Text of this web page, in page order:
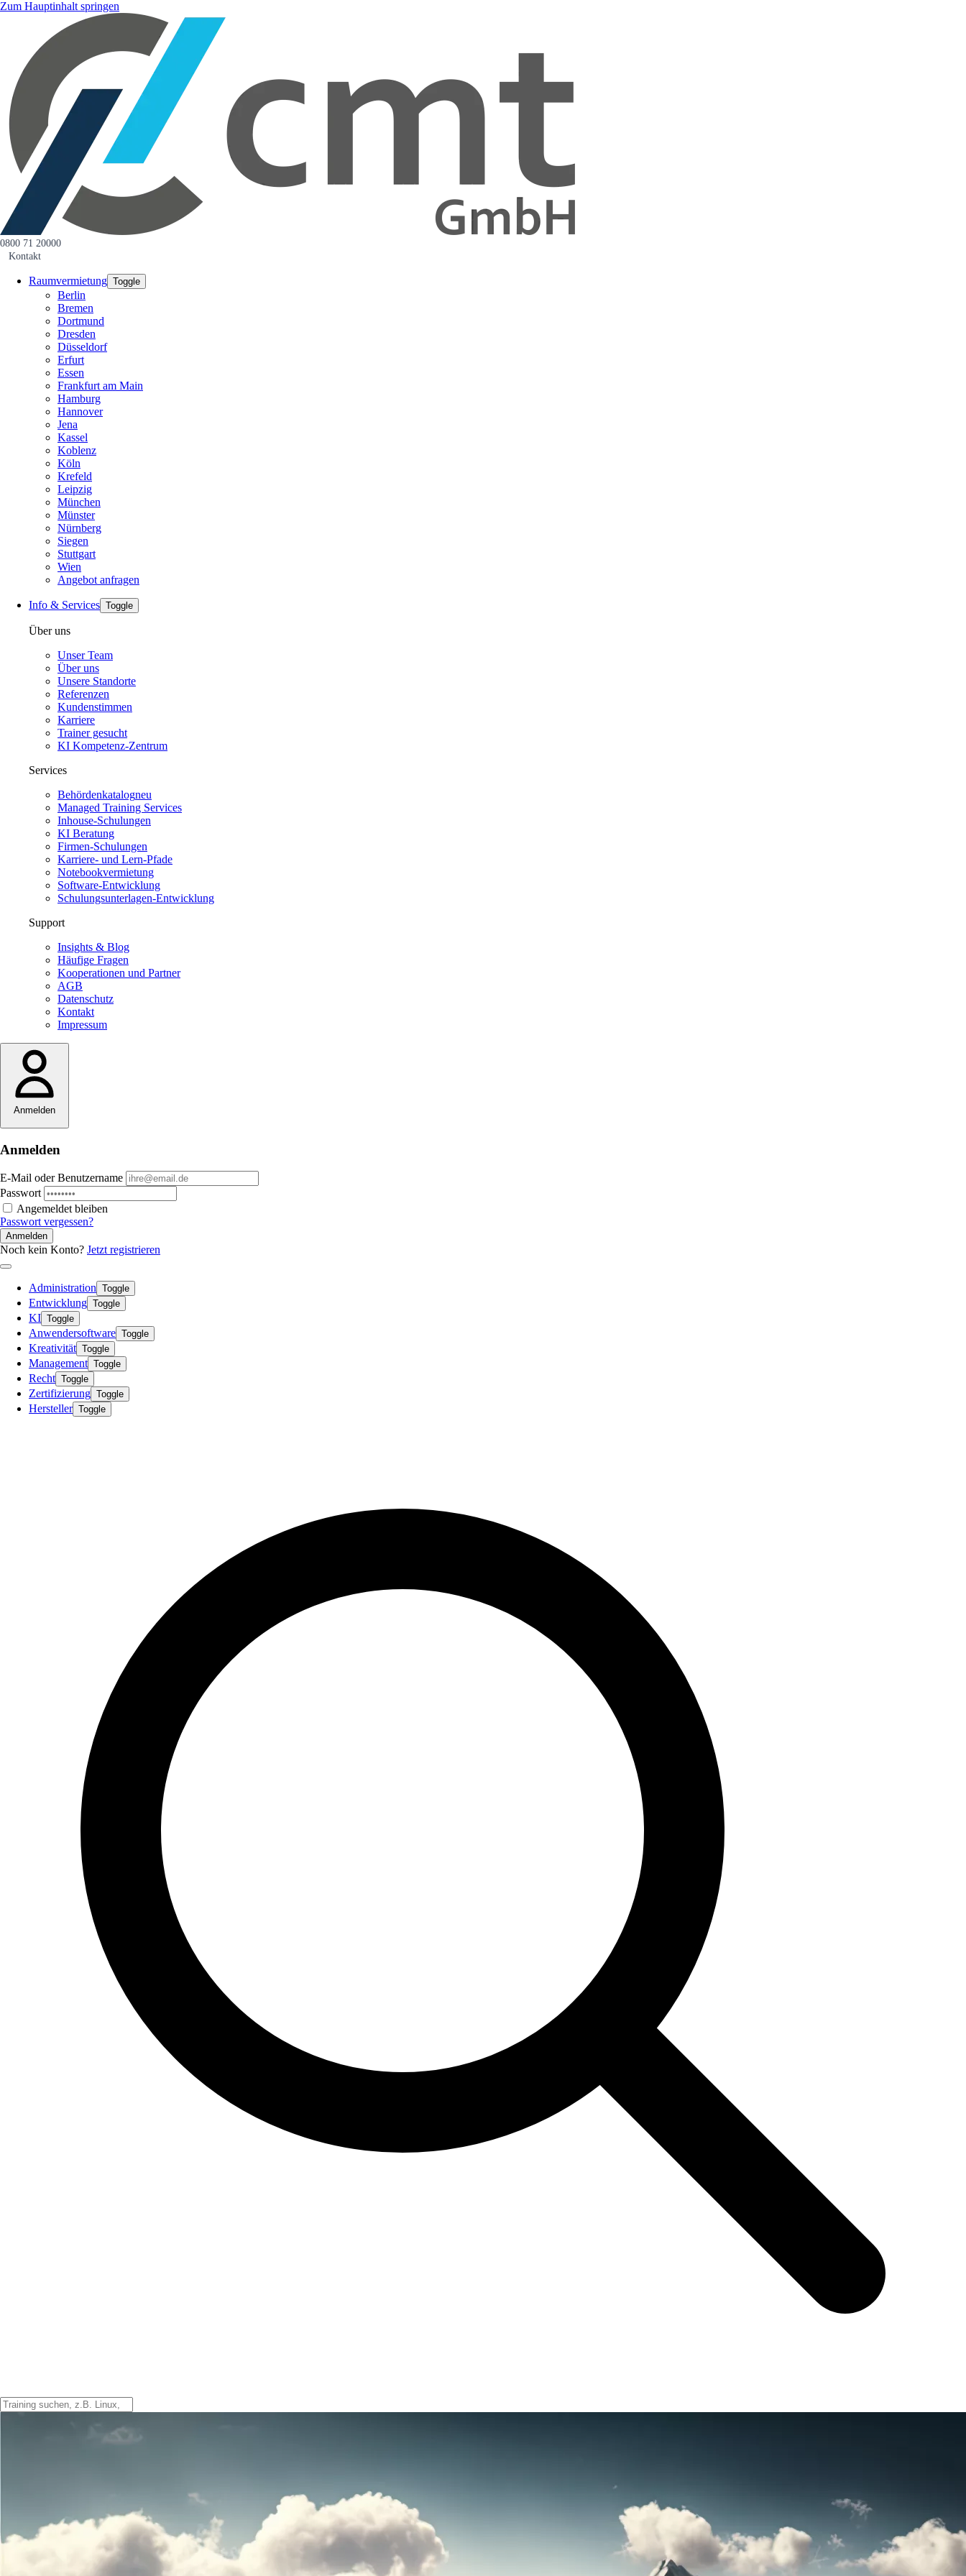
Zum Hauptinhalt springen
0800 71 20000
Kontakt
Raumvermietung Toggle
Berlin
Bremen
Dortmund
Dresden
Düsseldorf
Erfurt
Essen
Frankfurt am Main
Hamburg
Hannover
Jena
Kassel
Koblenz
Köln
Krefeld
Leipzig
München
Münster
Nürnberg
Siegen
Stuttgart
Wien
Angebot anfragen
Info & Services Toggle
Über uns
Unser Team
Über uns
Unsere Standorte
Referenzen
Kundenstimmen
Karriere
Trainer gesucht
KI Kompetenz-Zentrum
Services
Behördenkatalogneu
Managed Training Services
Inhouse-Schulungen
KI Beratung
Firmen-Schulungen
Karriere- und Lern-Pfade
Notebookvermietung
Software-Entwicklung
Schulungsunterlagen-Entwicklung
Support
Insights & Blog
Häufige Fragen
Kooperationen und Partner
AGB
Datenschutz
Kontakt
Impressum
Anmelden
Anmelden
E-Mail oder Benutzername
Passwort
Angemeldet bleiben
Passwort vergessen?
Anmelden
Noch kein Konto? Jetzt registrieren
Administration Toggle
Entwicklung Toggle
KI Toggle
Anwendersoftware Toggle
Kreativität Toggle
Management Toggle
Recht Toggle
Zertifizierung Toggle
Hersteller Toggle